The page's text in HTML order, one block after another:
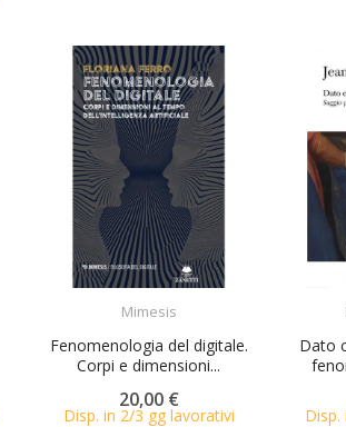
Mimesis
Fenomenologia del digitale.
Corpi e dimensioni...
20,00 €
Disp. in 2/3 gg lavorativi
Dato